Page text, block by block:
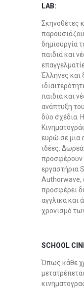
LAB:
Σκηνοθέτες
δημιουργία
παιδιά και
Έλληνες και
παιδιά και
ανάπτυξη
δύο σχέδια.
ευρώ σε μια
ιδέες.
προσφέρουν
εργαστήρια
Authorwave,
προσφέρει
αγγλικά και
χρονισμό
SCHOOL
Όπως κάθε